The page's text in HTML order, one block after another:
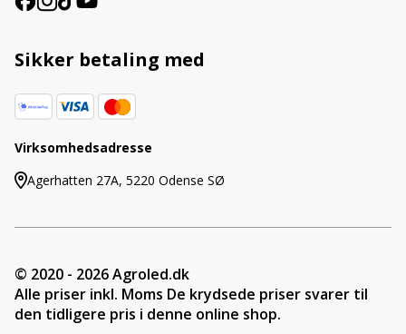
Sikker betaling med
Virksomhedsadresse
Agerhatten 27A, 5220 Odense SØ
© 2020 - 2026 Agroled.dk
Alle priser inkl. Moms De krydsede priser svarer til
den tidligere pris i denne online shop.